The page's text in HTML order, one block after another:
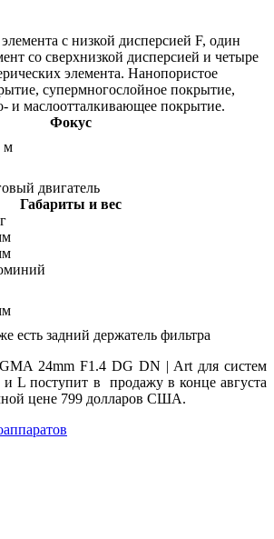
с низкой дисперсией F, один
со сверхнизкой дисперсией и четыре
элемента. Нанопористое
супермногослойное покрытие,
и маслоотталкивающее покрытие.
Фокус
м
двигатель
Габариты и вес
есть задний держатель фильтра
24mm F1.4 DG DN | Art для систем
и L поступит в продажу в конце августа
цене 799 долларов США.